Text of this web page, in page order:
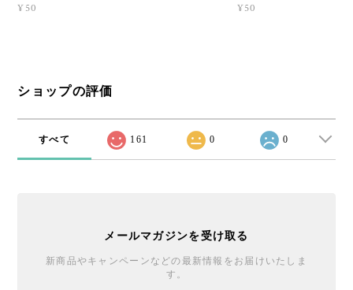
¥50 ¥50
ショップの評価
すべて 161 0 0
メールマガジンを受け取る
新商品やキャンペーンなどの最新情報をお届けいたしま
す。